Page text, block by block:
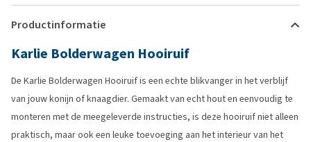
Productinformatie
Karlie Bolderwagen Hooiruif
De Karlie Bolderwagen Hooiruif is een echte blikvanger in het verblijf
van jouw konijn of knaagdier. Gemaakt van echt hout en eenvoudig te
monteren met de meegeleverde instructies, is deze hooiruif niet alleen
praktisch, maar ook een leuke toevoeging aan het interieur van het